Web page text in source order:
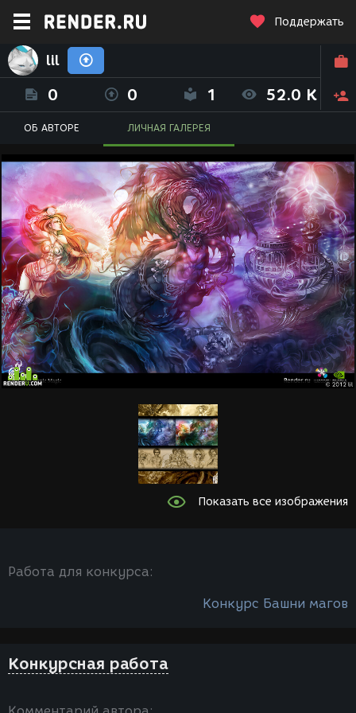
Поддержать
lil
0 0 1 52.0 K
ОБ АВТОРЕ ЛИЧНАЯ ГАЛЕРЕЯ
Показать все изображения
Работа для конкурса:
Конкурс Башни магов
Конкурсная работа